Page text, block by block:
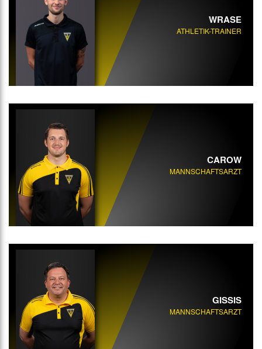
WRASE
ATHLETIK-TRAINER
CAROW
MANNSCHAFTSARZT
GISSIS
MANNSCHAFTSARZT